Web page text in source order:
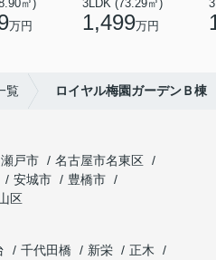
㎡)
万円
3LDK (73.29㎡)
1,499万円
覧 ロイヤル梅園ガーデンＢ棟
瀬戸市
名古屋市名東区
安城市
豊橋市
区
千代田橋 新栄
正木